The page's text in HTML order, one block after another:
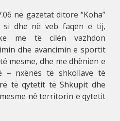
në gazetat ditore “Koha”
si dhe në veb faqen e tij,
me të cilën vazhdon
dhe avancimin e sportit
mesme, dhe me dhënien e
– nxënës të shkollave të
të qytetit të Shkupit dhe
në territorin e qytetit